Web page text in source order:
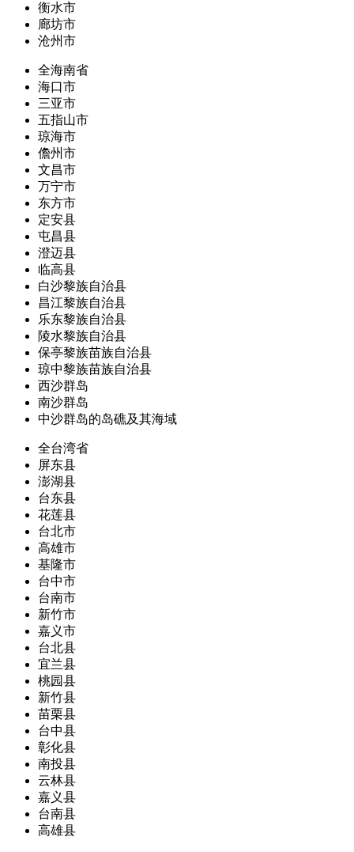
衡水市
廊坊市
沧州市
全海南省
海口市
三亚市
五指山市
琼海市
儋州市
文昌市
万宁市
东方市
定安县
屯昌县
澄迈县
临高县
白沙黎族自治县
昌江黎族自治县
乐东黎族自治县
陵水黎族自治县
保亭黎族苗族自治县
琼中黎族苗族自治县
西沙群岛
南沙群岛
中沙群岛的岛礁及其海域
全台湾省
屏东县
澎湖县
台东县
花莲县
台北市
高雄市
基隆市
台中市
台南市
新竹市
嘉义市
台北县
宜兰县
桃园县
新竹县
苗栗县
台中县
彰化县
南投县
云林县
嘉义县
台南县
高雄县